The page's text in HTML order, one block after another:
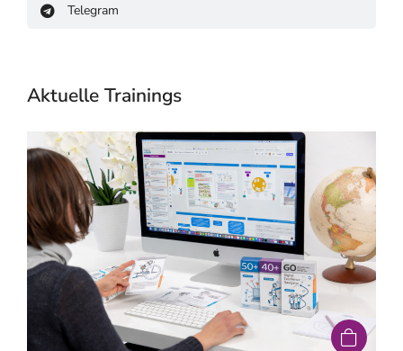
Telegram
Aktuelle Trainings